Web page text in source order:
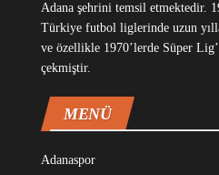
Adana şehrini temsil etmektedir.
Türkiye futbol liglerinde uzun
ve özellikle 1970’lerde Süper
çekmiştir.
MENÜ
Adanaspor